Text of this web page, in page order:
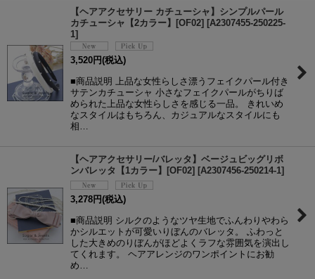
【ヘアアクセサリー カチューシャ】シンプルパール
カチューシャ【2カラー】[OF02] [A2307455-250225-
1]
3,520 円(税込)
■商品説明 上品な女性らしさ漂うフェイクパール付き
サテンカチューシャ 小さなフェイクパールがちりば
められた上品な女性らしさを感じる一品。 きれいめ
なスタイルはもちろん、カジュアルなスタイルにも
相…
【ヘアアクセサリー/バレッタ】ベージュビッグリボ
ンバレッタ【1カラー】[OF02] [A2307456-250214-1]
3,278円(税込)
■商品説明 シルクのようなツヤ生地でふんわりやわら
かシルエットが可愛いりぼんのバレッタ。 ふわっと
した大きめのりぼんがほどよくラフな雰囲気を演出し
てくれます。 ヘアアレンジのワンポイントにお勧
め…